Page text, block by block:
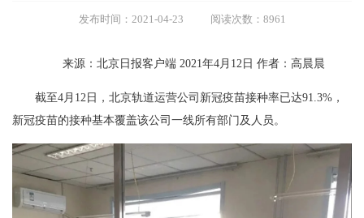
发布时间：2021-04-23 阅读次数：8961
来源：北京日报客户端 2021年4月12日 作者：高晨晨
截至4月12日，北京轨道运营公司新冠疫苗接种率已达91.3%，
新冠疫苗的接种基本覆盖该公司一线所有部门及人员。